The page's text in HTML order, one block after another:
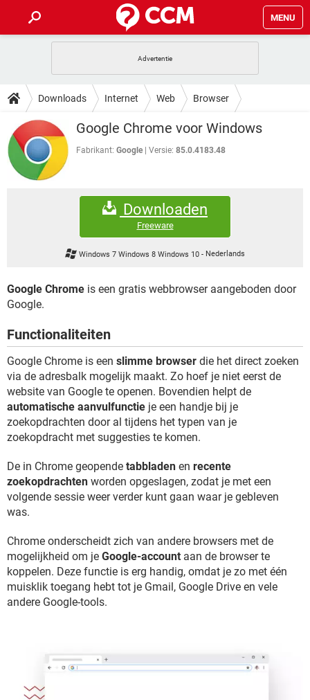
MENU
INSTAGRAM WINDOWS 10
NETFLIX CORONAVIRUS
GRATIS SNAPCHAT
TIKTOK
HOW-TO
VIDEOBELLEN GAMES
INSTAGRAM
NETFLIX
DOWNLOADS
VIDEOBELLEN GAMES
INSTAGRAM
CORONAVIRUS
SNAPCHAT
FORUM
WINDOWS 10
CORONAVIRUS
SNAPCHAT
GAMES
GRATIS SNAPCHAT
Downloads Internet Web Browser
Google Chrome voor Windows
Fabrikant: Google Versie: 85.0.4183.48
Downloaden
Freeware
Windows 7 Windows 8 Windows 10- Nederlands
Google Chrome is een gratis webbrowser aangeboden door
Google.
Functionaliteiten
Google Chrome is een slimme browser die het direct zoeken
via de adresbalk mogelijk maakt. Zo hoef je niet eerst de
website van Google te openen. Bovendien helpt de
automatische aanvulfunctie je een handje bij je
zoekopdrachten door al tijdens het typen van je
zoekopdracht met suggesties te komen.
De in Chrome geopende tabbladen en recente
zoekopdrachten worden opgeslagen, zodat je met een
volgende sessie weer verder kunt gaan waar je gebleven
was.
Chrome onderscheidt zich van andere browsers met de
mogelijkheid om je Google-account aan de browser te
koppelen. Deze functie is erg handig, omdat je zo met één
muisklik toegang hebt tot je Gmail, Google Drive en vele
andere Google-tools.